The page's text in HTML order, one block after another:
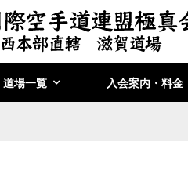
道場一覧 入会案内・料金